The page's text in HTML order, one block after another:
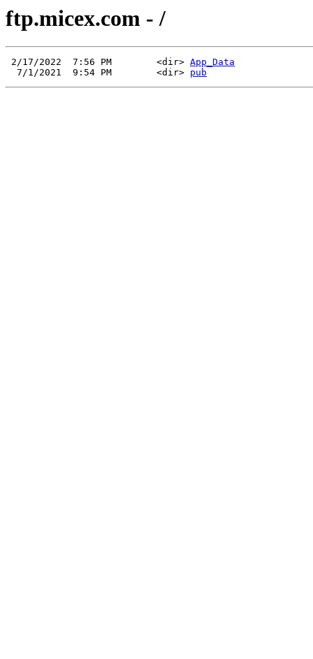
ftp.micex.com - /
2/17/2022  7:56 PM        <dir> App_Data
  7/1/2021  9:54 PM        <dir>
pub